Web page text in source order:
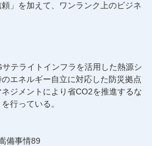
」を加えて、ワンランク上のビジネ
テライトインフラを活用した熱源シ
エネルギー自立に対応した防災拠点
ジメントにより省CO2を推進するな
行っている。
備事情89